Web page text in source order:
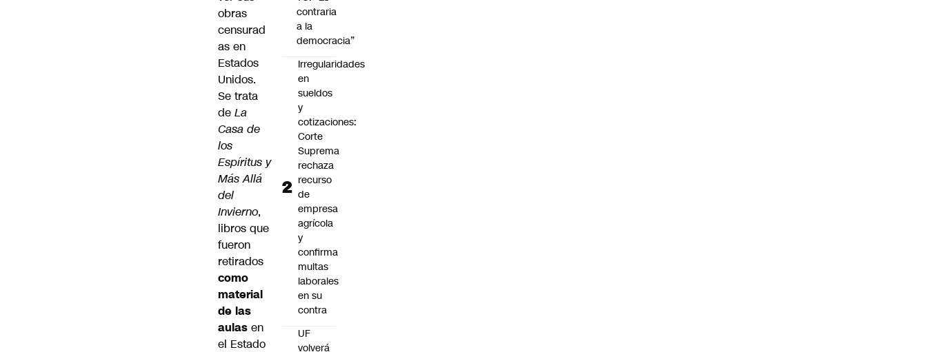
obras
censurad
as en
Estados
Unidos.
Se trata
de La
Casa de
los
Espíritus y
Más Allá
del
Invierno,
libros que
fueron
retirados
como
material
de las
aulas en
el Estado
contraria
a la
democracia”
Irregularidades
en
sueldos
y
cotizaciones:
Corte
Suprema
rechaza
recurso
de
empresa
agrícola
y
confirma
multas
laborales
en su
contra
UF
volverá